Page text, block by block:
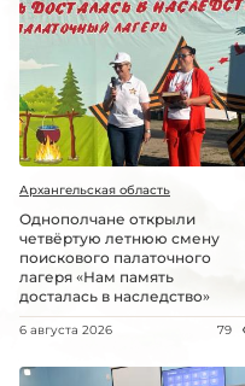
Архангельская область
Однополчане открыли
четвёртую летнюю смену
поискового палаточного
лагеря «Нам память
досталась в наследство»
6 августа 2026 79